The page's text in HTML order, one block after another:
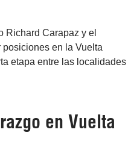
Richard Carapaz y el
en la Vuelta
etapa entre las localidades
en Vuelta